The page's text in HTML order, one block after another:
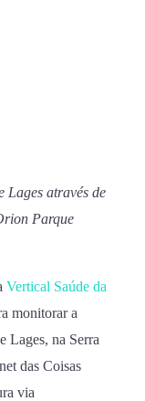
Lages através de
Parque
Vertical Saúde da
monitorar a
Lages, na Serra
das Coisas
via